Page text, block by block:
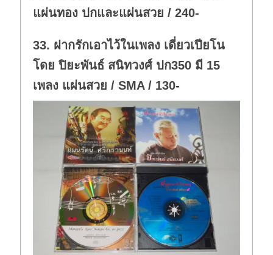
แผ่นทอง ปกและแผ่นสวย / 240-
33. ฝากรักเอาไว้ในเพลง เดี่ยวเปียโน
โดย ปิยะพันธ์ สนิทวงศ์ ปก350 มี 15
เพลง แผ่นสวย / SMA / 130-